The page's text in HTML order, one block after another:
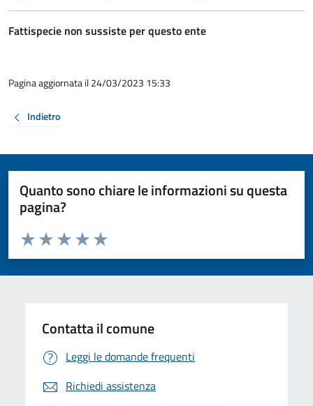
Fattispecie non sussiste per questo ente
Pagina aggiornata il 24/03/2023 15:33
Indietro
Quanto sono chiare le informazioni su questa
pagina?
Valuta da 1 a 5 stelle la pagina
Valuta 5 stelle su 5
Valuta 4 stelle su 5
Valuta 3 stelle su 5
Valuta 2 stelle su 5
Valuta 1 stelle su 5
Contatta il comune
Leggi le domande frequenti
Richiedi assistenza